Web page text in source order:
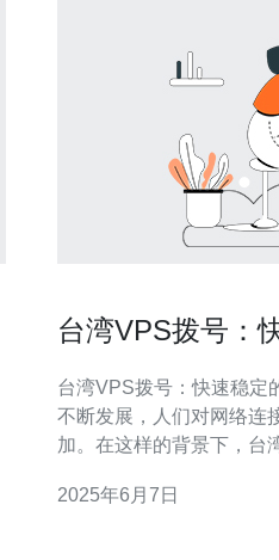
台湾VPS拨号：
台湾VPS拨号：快速稳定的网络连
不断发展，人们对网络连
加。在这样的背景下，台
及如何使用它来实现高效的网络连接。
2025年6月7日